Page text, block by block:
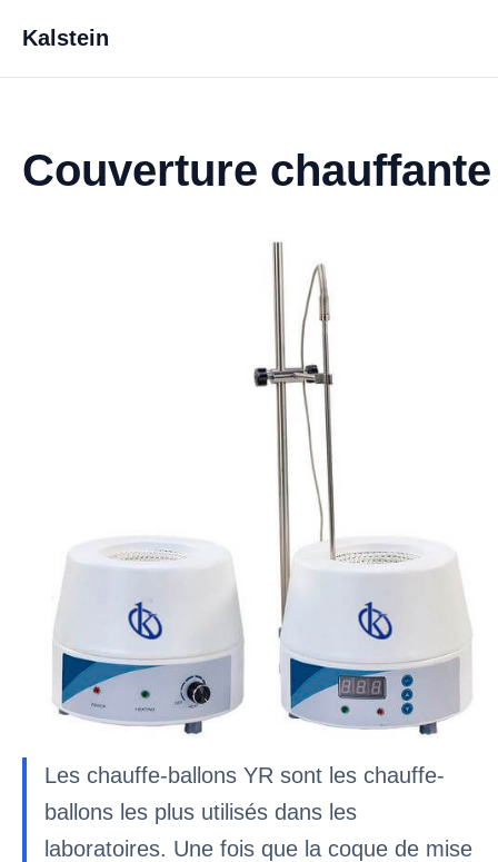
Kalstein
Couverture chauffante
Les chauffe-ballons YR sont les chauffe-
ballons les plus utilisés dans les
laboratoires. Une fois que la coque de mise